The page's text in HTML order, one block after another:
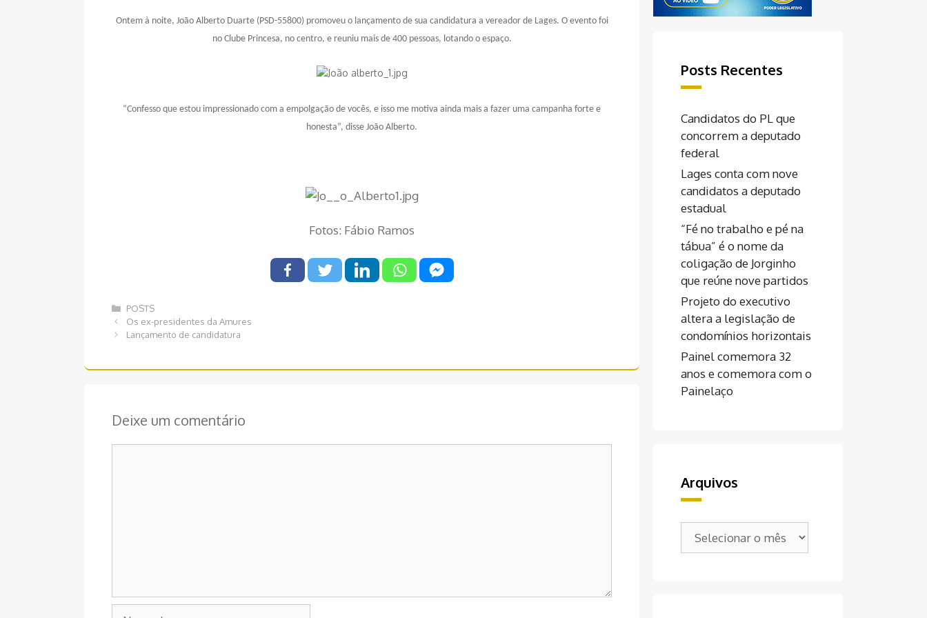
Ontem à noite, João Alberto Duarte (PSD-55800) promoveu o lançamento de sua candidatura a vereador de Lages. O evento foi
no Clube Princesa, no centro, e reuniu mais de 400 pessoas, lotando o espaço.
“Confesso que estou impressionado com a empolgação de vocês, e isso me motiva ainda mais a fazer uma campanha forte e
honesta”, disse João Alberto.
Fotos: Fábio Ramos
Categorias
POSTS
Navegação
de
Os ex-presidentes da Amures
Lançamento de candidatura
Deixe um comentário
Posts Recentes
Candidatos do PL que
concorrem a deputado
federal
Lages conta com nove
candidatos a deputado
estadual
“Fé no trabalho e pé na
tábua” é o nome da
coligação de Jorginho
que reúne nove partidos
Projeto do executivo
altera a legislação de
condomínios horizontais
Painel comemora 32
anos e comemora com o
Painelaço
Arquivos